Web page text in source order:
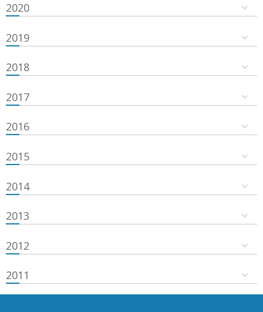
2020
2019
2018
2017
2016
2015
2014
2013
2012
2011